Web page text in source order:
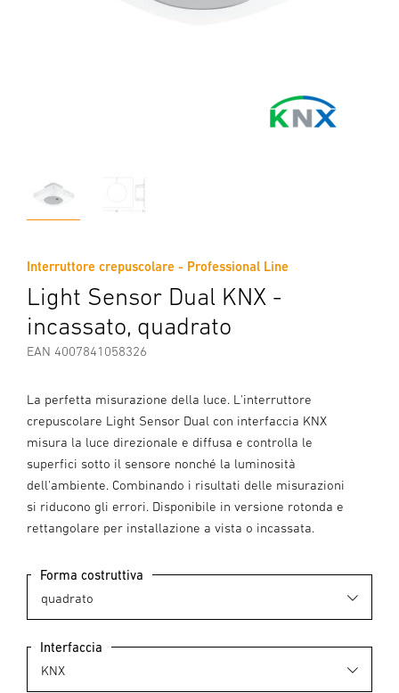
Interruttore crepuscolare - Professional Line
Light Sensor Dual KNX -
incassato, quadrato
EAN 4007841058326
La perfetta misurazione della luce. L'interruttore
crepuscolare Light Sensor Dual con interfaccia KNX
misura la luce direzionale e diffusa e controlla le
superfici sotto il sensore nonché la luminosità
dell'ambiente. Combinando i risultati delle misurazioni
si riducono gli errori. Disponibile in versione rotonda e
rettangolare per installazione a vista o incassata.
Forma costruttiva
Interfaccia